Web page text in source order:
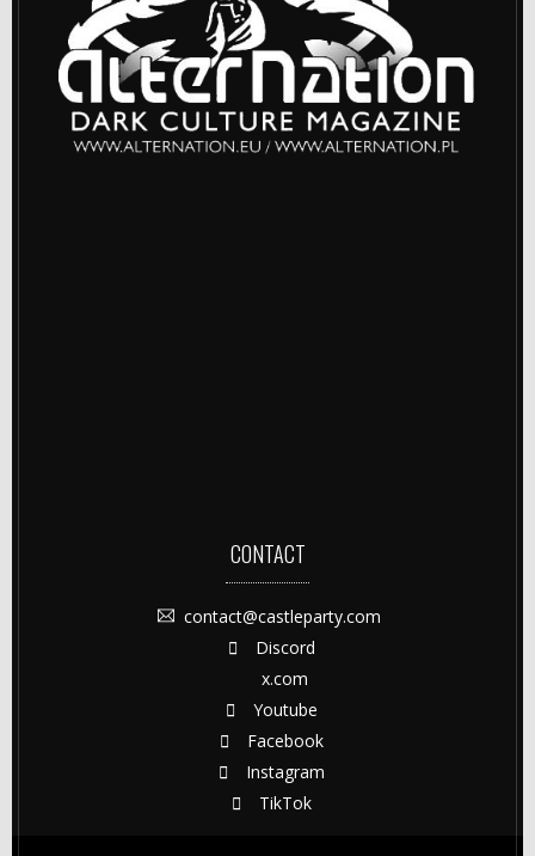
CONTACT
contact@castleparty.com
Discord
x.com
Youtube
Facebook
Instagram
TikTok